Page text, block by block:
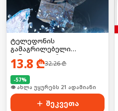
ტელეფონის
გამაგრილებელი
ვინტილატორი
13.8 ₾32.26₾
-57%
🛒 ბოლო 24სთ-ში იყიდა 28-მა
შეკვეთა